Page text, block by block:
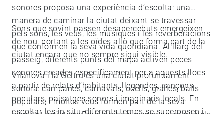
sonores proposa una experiència d’escolta: una
manera de caminar la ciutat deixant-se travessar
pels sons, les veus, les músiques i les reverberacions
que conformen la seva vida quotidiana. Al llarg del
passeig, diferents punts del mapa activen peces
sonores creades específicament per a aquests llocs
a partir de relats d’habitants, llegendes, cançons
populars, paisatges sonors i imaginaris locals. En
escoltar-les in situ, diferents temps se superposen i
Sons que sovint passen desapercebuts emergeixen
de nou, portant a les oïdes allò que forma part de la
ciutat encara que no sempre sigui visible.
Vilanova i la Geltrú és una ciutat profundament
sonora: campanes, carnavals, ocells, gralles, balls
populars, i moltes veus formen part de la seva